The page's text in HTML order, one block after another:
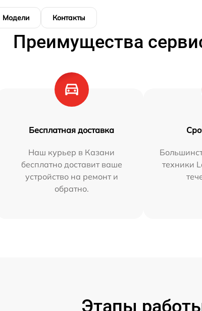
Модели Контакты
Преимущества
Бесплатная доставка
Наш курьер в Казани
бесплатно доставит ваше
устройство на ремонт и
обратно.
техники
Этапы